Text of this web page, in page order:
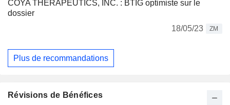
COYA THERAPEUTICS, INC. : BTIG optimiste sur le
dossier
18/05/23
ZM
Plus de recommandations
Révisions de Bénéfices